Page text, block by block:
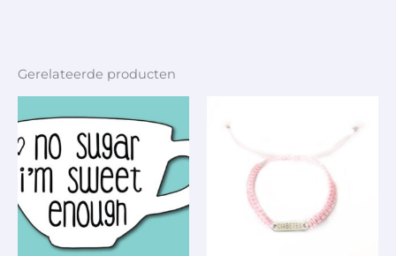
Gerelateerde producten